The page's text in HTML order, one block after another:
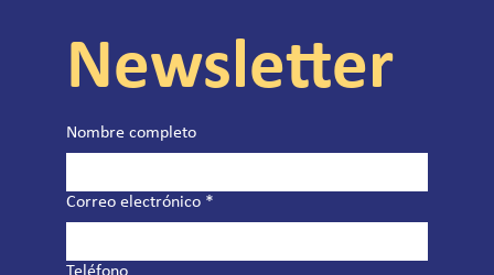
Newsletter
Nombre completo
Correo electrónico *